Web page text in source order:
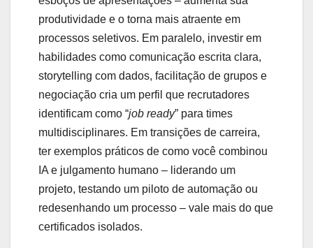
produtividade e o torna mais atraente em
processos seletivos. Em paralelo, investir em
habilidades como comunicação escrita clara,
storytelling com dados, facilitação de grupos e
negociação cria um perfil que recrutadores
identificam como “job ready” para times
multidisciplinares. Em transições de carreira,
ter exemplos práticos de como você combinou
IA e julgamento humano – liderando um
projeto, testando um piloto de automação ou
redesenhando um processo – vale mais do que
certificados isolados.